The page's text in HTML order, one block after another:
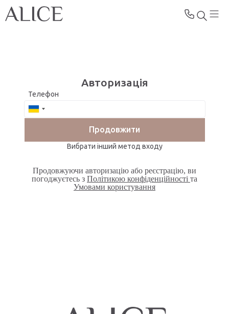
Авторизація
Телефон
Продовжити
Вибрати інший метод входу
Продовжуючи авторизацію або реєстрацію, ви
погоджуєтесь з Політикою конфіденційності та
Умовами користування